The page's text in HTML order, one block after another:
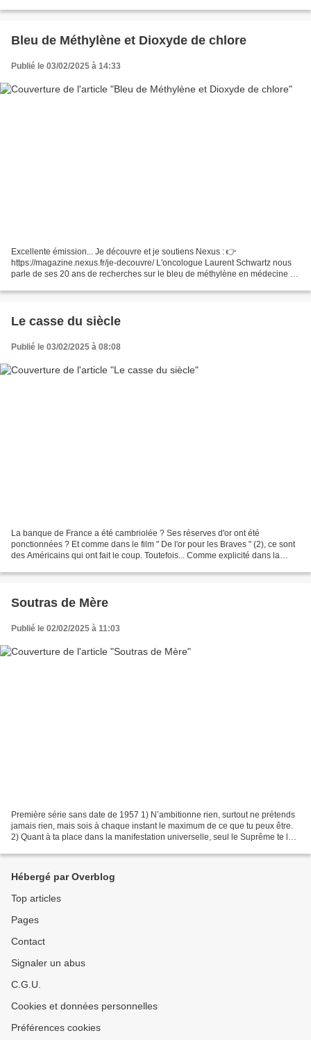
Bleu de Méthylène et Dioxyde de chlore
Publié le 03/02/2025 à 14:33
Excellente émission... Je découvre et je soutiens Nexus : 👉
https://magazine.nexus.fr/je-decouvre/ L'oncologue Laurent Schwartz nous
parle de ses 20 ans de recherches sur le bleu de méthylène en médecine et
Le casse du siècle
Publié le 03/02/2025 à 08:08
La banque de France a été cambriolée ? Ses réserves d'or ont été
ponctionnées ? Et comme dans le film " De l'or pour les Braves " (2), ce sont
des Américains qui ont fait le coup. Toutefois... Comme explicité dans la
Soutras de Mère
Publié le 02/02/2025 à 11:03
Première série sans date de 1957 1) N’ambitionne rien, surtout ne prétends
jamais rien, mais sois à chaque instant le maximum de ce que tu peux être.
2) Quant à ta place dans la manifestation universelle, seul le Suprême te la
Hébergé par Overblog
Top articles
Pages
Contact
Signaler un abus
C.G.U.
Cookies et données personnelles
Préférences cookies